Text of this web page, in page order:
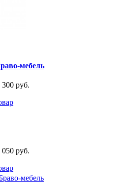
мебель
300 руб.
050 руб.